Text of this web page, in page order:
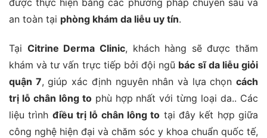
được thực hiện bằng các phương pháp chuyên sâu và
an toàn tại phòng khám da liễu uy tín.
Tại Citrine Derma Clinic, khách hàng sẽ được thăm
khám và tư vấn trực tiếp bởi đội ngũ bác sĩ da liễu giỏi
quận 7, giúp xác định nguyên nhân và lựa chọncách
trị lỗ chân lông tophù hợp nhất với từng loại da.. Các
liệu trình điều trị lỗ chân lông to tại đây kết hợp giữa
công nghệ hiện đại và chăm sóc y khoa chuẩn quốc tế,